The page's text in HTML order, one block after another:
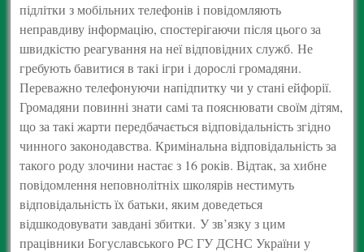
підлітки з мобільних телефонів і повідомляють
неправдиву інформацію, спостерігаючи після цього за
швидкістю реагування на неї відповідних служб. Не
гребують бавитися в такі ігри і дорослі громадяни.
Переважно телефонуючи напідпитку чи у стані ейфорії.
Громадяни повинні знати самі та пояснювати своїм дітям,
що за такі жарти передбачається відповідальність згідно
чинного законодавства. Кримінальна відповідальність за
такого роду злочини настає з 16 років. Відтак, за хибне
повідомлення неповнолітніх школярів нестимуть
відповідальність їх батьки, яким доведеться
відшкодовувати завдані збитки. У зв’язку з цим
працівники Богуславського РС ГУ ДСНС України у